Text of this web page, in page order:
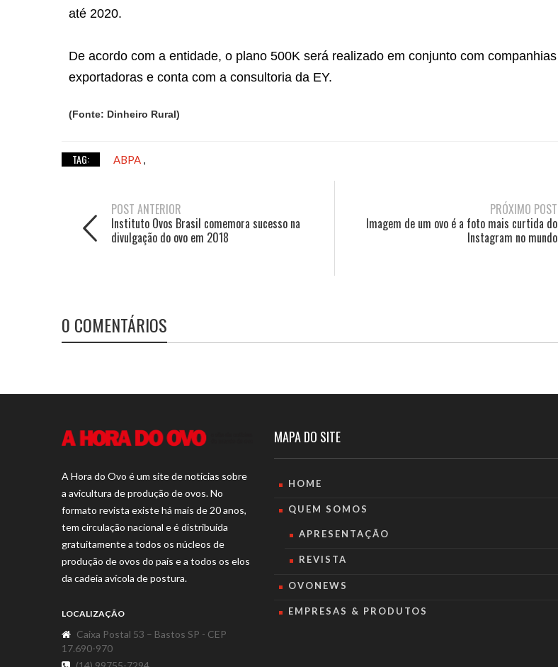
até 2020.
De acordo com a entidade, o plano 500K será realizado em conjunto com companhias
exportadoras e conta com a consultoria da EY.
(Fonte: Dinheiro Rural)
TAG: ABPA ,
POST ANTERIOR
Instituto Ovos Brasil comemora sucesso na
divulgação do ovo em 2018
PRÓXIMO POST
Imagem de um ovo é a foto mais curtida do
Instagram no mundo
0 COMENTÁRIOS
A Hora do Ovo é um site de notícias sobre
a avicultura de produção de ovos. No
formato revista existe há mais de 20 anos,
tem circulação nacional e é distribuída
gratuitamente a todos os núcleos de
produção de ovos do país e a todos os elos
da cadeia avícola de postura.
LOCALIZAÇÃO
Caixa Postal 53 – Bastos SP - CEP
17.690-970
MAPA DO SITE
HOME
QUEM SOMOS
APRESENTAÇÃO
REVISTA
OVONEWS
EMPRESAS & PRODUTOS